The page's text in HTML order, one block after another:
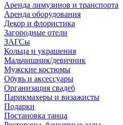
Аренда лимузинов и транспорта
Аренда оборудования
Декор и флористика
Загородные отели
ЗАГСы
Кольца и украшения
Мальчишник/девичник
Мужские костюмы
Обувь и аксессуары
Организация свадеб
Парикмахеры и визажисты
Подарки
Постановка танца